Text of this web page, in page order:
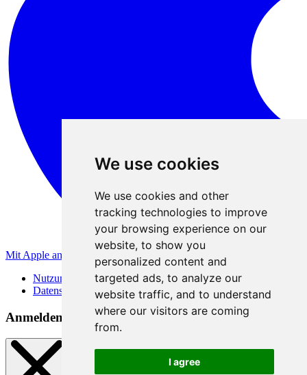
We use cookies
We use cookies and other
tracking technologies to improve
your browsing experience on our
website, to show you
personalized content and
targeted ads, to analyze our
website traffic, and to understand
where our visitors are coming
from.
I agree
Mit Apple anmelden
Nutzungsbedingungen
Datenschutzerklärung
Anmeldemethoden